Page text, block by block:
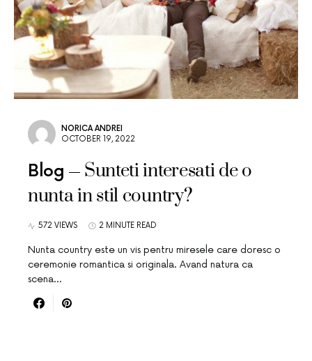
NORICA ANDREI
OCTOBER 19, 2022
Blog
Sunteti interesati de o
nunta in stil country?
572 VIEWS 2 MINUTE READ
Nunta country este un vis pentru miresele care doresc o
ceremonie romantica si originala. Avand natura ca
scena…